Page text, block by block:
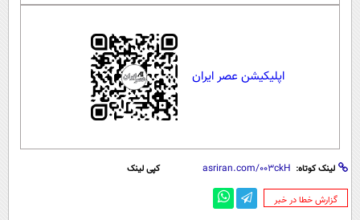
اپلیکیشن عصر ایران
لینک کوتاه: کپی لینک
‌گزارش خطا در خبر